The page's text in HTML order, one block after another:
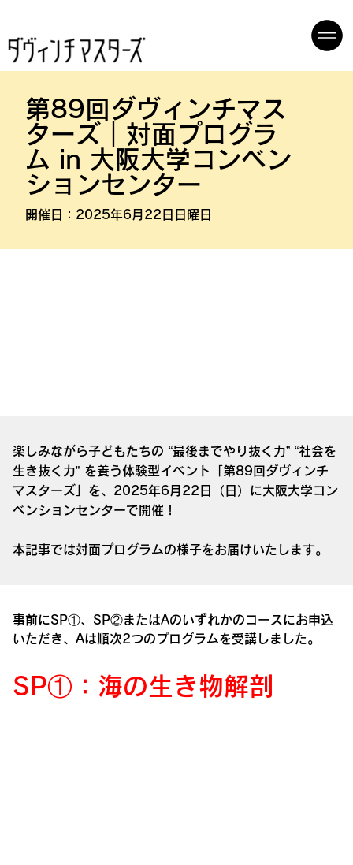
第89回ダヴィンチマス
ターズ｜対面プログラ
ム in 大阪大学コンベン
ションセンター
開催日： 2025年6月22日日曜日
楽しみながら子どもたちの “最後までやり抜く力” “社会を
生き抜く力” を養う体験型イベント「第89回ダヴィンチ
マスターズ」を、2025年6月22日（日）に大阪大学コン
ベンションセンターで開催！
本記事では対面プログラムの様子をお届けいたします。
事前にSP①、SP②またはAのいずれかのコースにお申込
いただき、Aは順次2つのプログラムを受講しました。
SP①：海の生き物解剖